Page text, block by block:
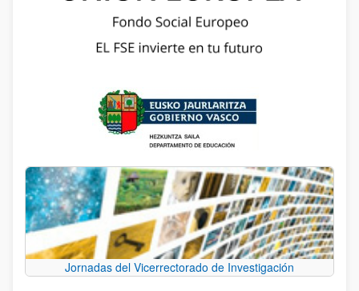
Jornadas del Vicerrectorado de Investigación